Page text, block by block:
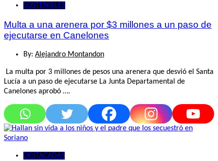
SOSTENIBLES
Multa a una arenera por $3 millones a un paso de
ejecutarse en Canelones
By: Alejandro Montandon
La multa por 3 millones de pesos una arenera que desvió el Santa
Lucía a un paso de ejecutarse La Junta Departamental de
Canelones aprobó ….
DESTACADAS